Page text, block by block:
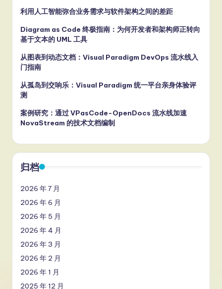
利用人工智能弥合业务需求与软件架构之间的差距
Diagram as Code 终极指南：为何开发者和架构师正转向
基于文本的 UML 工具
从图表到动态文档：Visual Paradigm DevOps 流水线入
门指南
从孤岛到交响乐：Visual Paradigm 统一平台亲身体验评
测
案例研究：通过 VPasCode-OpenDocs 流水线加速
NovaStream 的技术文档编制
归档
2026 年 7 月
2026 年 6 月
2026 年 5 月
2026 年 4 月
2026 年 3 月
2026 年 2 月
2026 年 1 月
2025 年 12 月